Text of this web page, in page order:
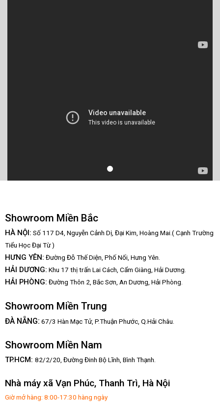
Showroom Miền Bắc
HÀ NỘI: Số 117 D4, Nguyễn Cảnh Dị, Đại Kim, Hoàng Mai.( Cạnh Trường
Tiểu Học Đại Từ )
HƯNG YÊN: Đường Đỗ Thế Diện, Phố Nối, Hưng Yên.
HẢI DƯƠNG: Khu 17 thị trấn Lai Cách, Cẩm Giàng, Hải Dương.
HẢI PHÒNG: Đường Thôn 2, Bắc Sơn, An Dương, Hải Phòng.
Showroom Miền Trung
ĐÀ NẴNG: 67/3 Hàn Mạc Tử, P.Thuận Phước, Q.Hải Châu.
Showroom Miền Nam
TP.HCM: 82/2/20, Đường Đinh Bộ Lĩnh, Bình Thạnh.
Nhà máy xã Vạn Phúc, Thanh Trì, Hà Nội
Giờ mở hàng: 8:00-17:30 hàng ngày